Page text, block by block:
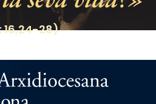
16,24-28)